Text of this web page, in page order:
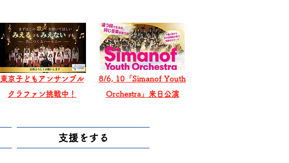
東京子どもアンサンブル
​クラファン挑戦中！
8/6, 10「Simanof Youth
Orchestra」来日公演
支援をする